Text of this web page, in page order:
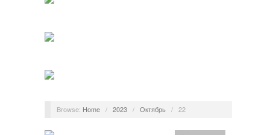
Browse: Home / 2023 / Октябрь / 22